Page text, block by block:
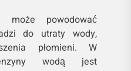
może powodować
do utraty wody,
płomieni. W
wodą jest